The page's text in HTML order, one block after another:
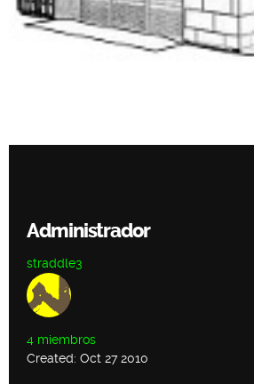
Administrador
straddle3
4 miembros
Created: Oct 27 2010